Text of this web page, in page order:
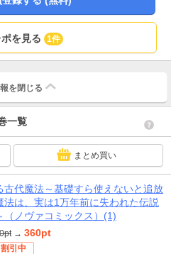
を見る 1件
を 閉じる
一覧
まとめ買い
古代魔法～基礎すら使えないと追放
法は、実は1万年前に失われた伝説
（ノヴァコミックス）(1)
→ 360pt
割引中